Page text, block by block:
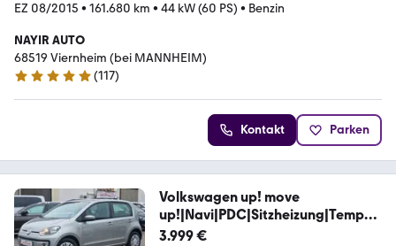
EZ 08/2015 • 161.680 km • 44 kW (60 PS) • Benzin
NAYIR AUTO
68519 Viernheim (bei MANNHEIM)
4.9 Sterne
(117)
Kontakt Parken
Volkswagen up! move
up!|Navi|PDC|Sitzheizung|Tempo
mat|Klima
3.999 €